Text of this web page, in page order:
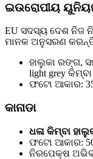
ଇଉରୋପୀୟ ୟୁନିୟନ
EU ସଦସ୍ୟ ଦେଶ ନିଜ
ମାନକ ଅନୁସରଣ
ହାଲୁକା ରଙ୍ଗ,
light grey କିମ୍ବା
ଫଟୋ ଆକାର:
କାନାଡା
ଧଳା କିମ୍ବା
ଫଟୋ ଆକାର:
ନିରପେକ୍ଷ